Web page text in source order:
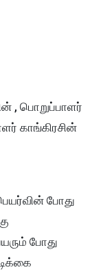
, பொறுப்பாளர்
காங்கிரசின்
போது
போது